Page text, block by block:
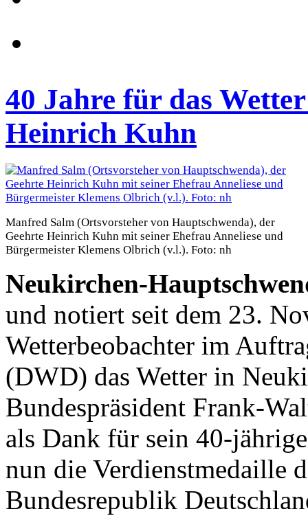
40 Jahre für das
Heinrich Kuhn
Manfred Salm (Ortsvorsteher von Hauptschwenda), der
Geehrte Heinrich Kuhn mit seiner Ehefrau Anneliese und
Bürgermeister Klemens Olbrich (v.l.). Foto: nh
Neukirchen-
und notiert seit dem 23.
Wetterbeobachter im
(DWD) das Wetter in
Bundespräsident Frank-
als Dank für sein 40-
nun die Verdienstmedaille
Bundesrepublik